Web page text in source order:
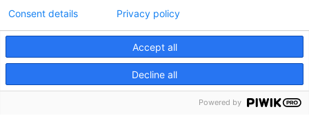
cgtcatalunya
Desenvolupat per
Accept all
Decline all
Consent details Privacy policy
Powered by